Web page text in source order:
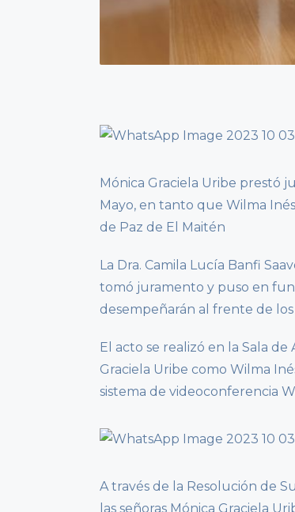
Mónica Graciela Uribe prestó
Mayo, en tanto que Wilma
de Paz de El Maitén
La Dra. Camila Lucía Banfi
tomó juramento y puso en
desempeñarán al frente de
El acto se realizó en la Sala
Graciela Uribe como Wilma
sistema de videoconferencia
A través de la Resolución de
las señoras Mónica Graciela